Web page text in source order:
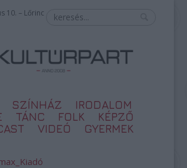
10. – Lőrinc
SZÍNHÁZ
IRODALOM
TÁNC FOLK
KÉPZŐ
VIDEÓ GYERMEK